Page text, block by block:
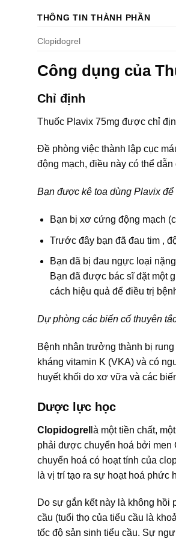
THÔNG TIN THÀNH PHẦN
Clopidogrel
Công dụng của
Chỉ định
Thuốc Plavix 75mg được chỉ
Đề phòng việc thành lập cục
động mạch, điều này có thể
Bạn được kê toa dùng Plavix
Bạn bị xơ cứng động mạch
Trước đây bạn đã đau tim ,
Bạn đã bị đau ngực loại
Bạn đã được bác sĩ đặt một
cách hiệu quả để điều trị
Dự phòng các biến cố thuyên
Bệnh nhân trưởng thành bị
kháng vitamin K (VKA) và có
huyết khối do xơ vữa và các
Dược lực học
Clopidogrel là một tiền chất,
phải được chuyển hoá bởi men
chuyển hoá có hoạt tính của
là vị trí tạo ra sự hoạt hoá phức
Do sự gắn kết này là không hồi
cầu (tuổi thọ của tiểu cầu là
tốc độ sản sinh tiểu cầu. Sự